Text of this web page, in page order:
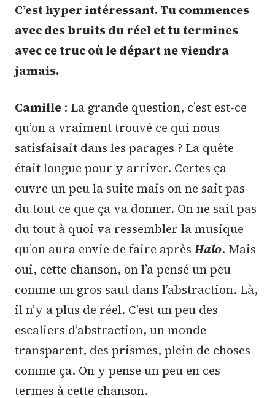
C’est hyper intéressant. Tu commences
avec des bruits du réel et tu termines
avec ce truc où le départ ne viendra
jamais.
Camille : La grande question, c’est est-ce
qu’on a vraiment trouvé ce qui nous
satisfaisait dans les parages ? La quête
était longue pour y arriver. Certes ça
ouvre un peu la suite mais on ne sait pas
du tout ce que ça va donner. On ne sait pas
du tout à quoi va ressembler la musique
qu’on aura envie de faire après Halo. Mais
oui, cette chanson, on l’a pensé un peu
comme un gros saut dans l’abstraction. Là,
il n’y a plus de réel. C’est un peu des
escaliers d’abstraction, un monde
transparent, des prismes, plein de choses
comme ça. On y pense un peu en ces
termes à cette chanson.